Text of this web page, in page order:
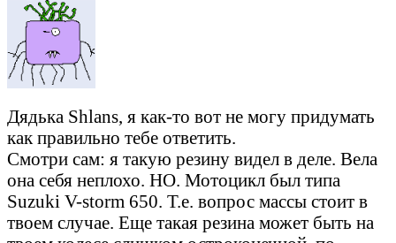
Дядька Shlans, я как-то вот не могу придумать
как правильно тебе ответить.
Смотри сам: я такую резину видел в деле. Вела
она себя неплохо. НО. Мотоцикл был типа
Suzuki V-storm 650. Т.е. вопрос массы стоит в
твоем случае. Еще такая резина может быть на